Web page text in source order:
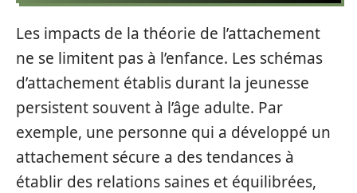
Les impacts de la théorie de l’attachement
ne se limitent pas à l’enfance. Les schémas
d’attachement établis durant la jeunesse
persistent souvent à l’âge adulte. Par
exemple, une personne qui a développé un
attachement sécure a des tendances à
établir des relations saines et équilibrées,